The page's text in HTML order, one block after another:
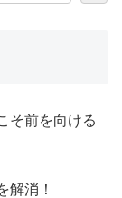
そ前を向ける
解消！